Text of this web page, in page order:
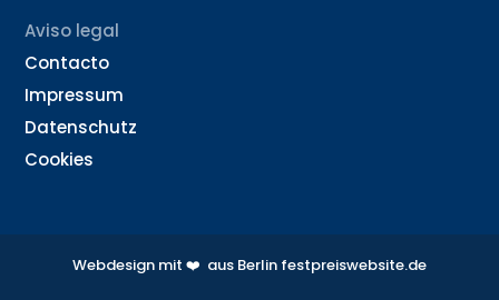
Aviso legal
Contacto
Impressum
Datenschutz
Cookies
Webdesign mit ❤️️ aus Berlin festpreiswebsite.de